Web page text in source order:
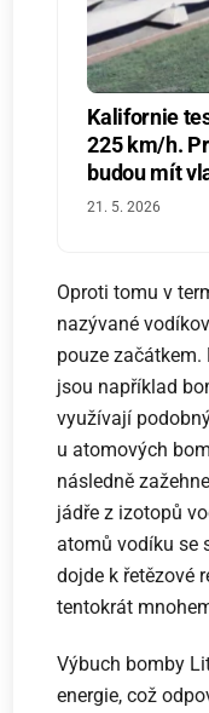
Kalifornie
225 km/h.
budou mít
21. 5. 2026
Oproti tomu v
nazývané
pouze začátkem.
jsou například
využívají
u atomových
následně
jádře z izotopů
atomů vodíku se
dojde k řetězové
tentokrát
Výbuch bomby
energie, což